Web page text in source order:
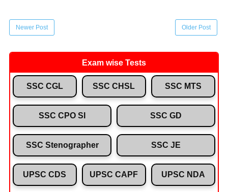
Newer Post Older Post
Exam wise Tests
SSC CGL SSC CHSL SSC MTS
SSC CPO SI SSC GD
SSC Stenographer SSC JE
UPSC CDS UPSC CAPF UPSC NDA